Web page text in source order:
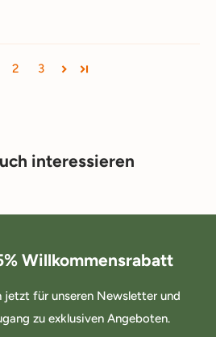
2 3
interessieren
Willkommensrabatt
jetzt für unseren Newsletter und
zu exklusiven Angeboten.